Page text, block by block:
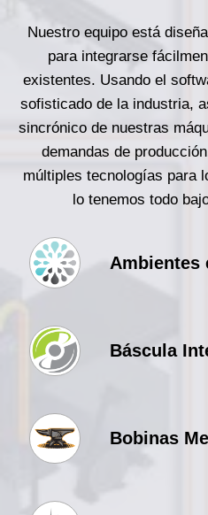
Nuestro equipo está
para integrarse
existentes. Usando el
sofisticado de la industria,
sincrónico de nuestras
demandas de
múltiples tecnologías para
lo tenemos todo
Ambientes
Báscula
Bobinas